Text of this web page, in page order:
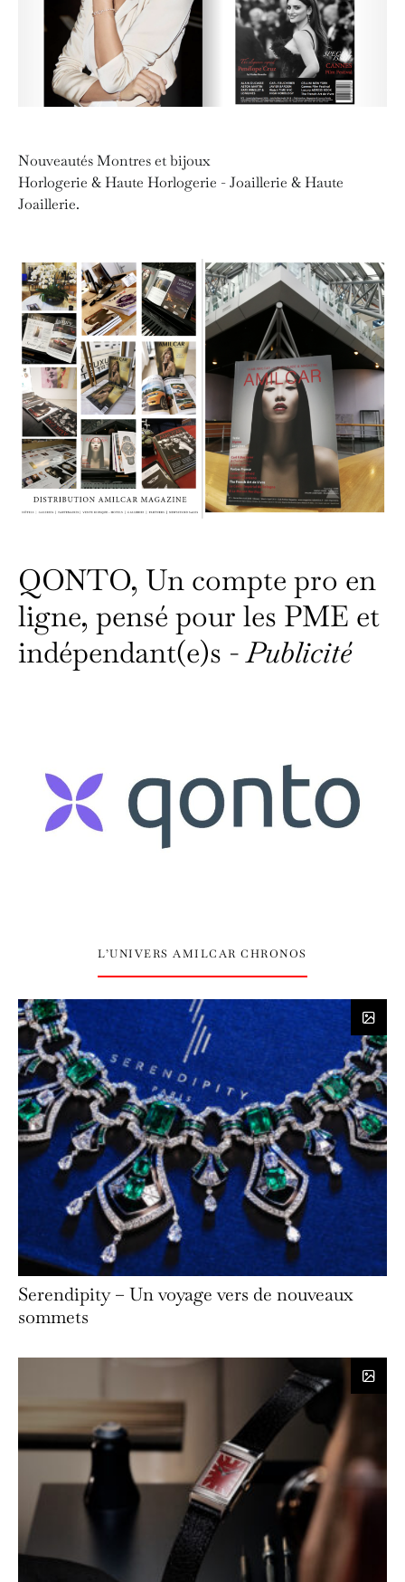
Nouveautés Montres et bijoux
Horlogerie & Haute Horlogerie - Joaillerie & Haute
Joaillerie.
QONTO, Un compte pro en
ligne, pensé pour les PME et
indépendant(e)s -Publicité
L’UNIVERS AMILCAR CHRONOS
Serendipity – Un voyage vers de nouveaux
sommets